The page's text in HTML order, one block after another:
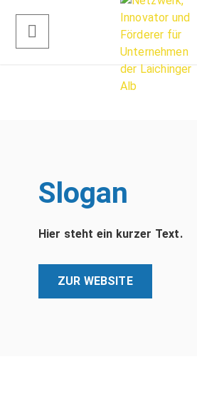
Slogan
Hier steht ein kurzer Text.
ZUR WEBSITE